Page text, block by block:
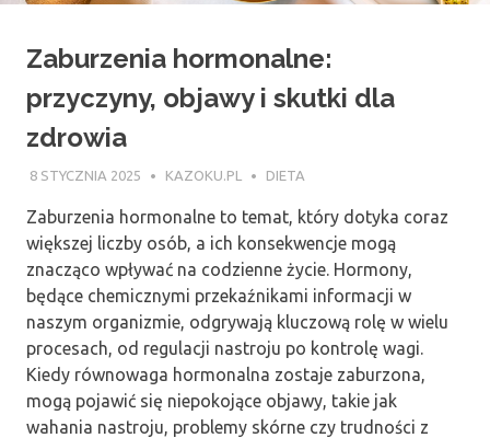
Zaburzenia hormonalne:
przyczyny, objawy i skutki dla
zdrowia
8 STYCZNIA 2025 KAZOKU.PL DIETA
Zaburzenia hormonalne to temat, który dotyka coraz
większej liczby osób, a ich konsekwencje mogą
znacząco wpływać na codzienne życie. Hormony,
będące chemicznymi przekaźnikami informacji w
naszym organizmie, odgrywają kluczową rolę w wielu
procesach, od regulacji nastroju po kontrolę wagi.
Kiedy równowaga hormonalna zostaje zaburzona,
mogą pojawić się niepokojące objawy, takie jak
wahania nastroju, problemy skórne czy trudności z